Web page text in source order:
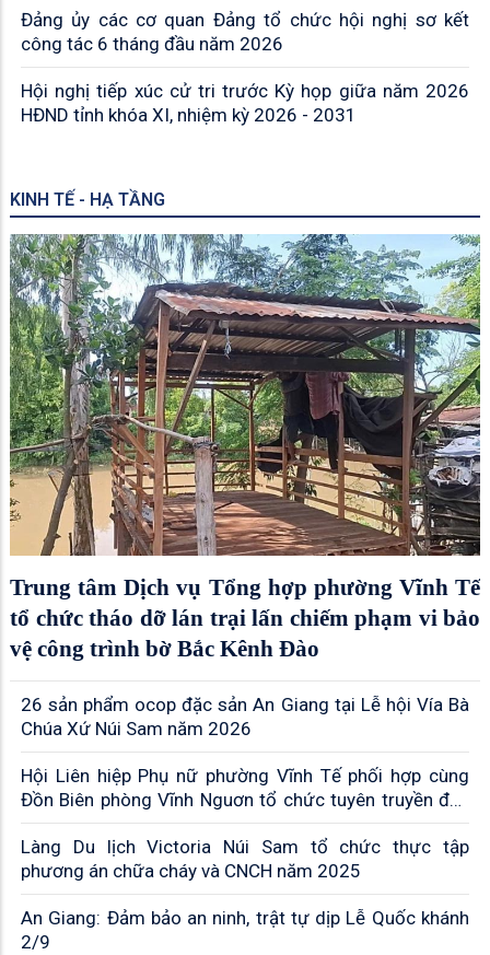
Đảng ủy các cơ quan Đảng tổ chức hội nghị sơ kết
công tác 6 tháng đầu năm 2026
Hội nghị tiếp xúc cử tri trước Kỳ họp giữa năm 2026
HĐND tỉnh khóa XI, nhiệm kỳ 2026 - 2031
KINH TẾ - HẠ TẦNG
Trung tâm Dịch vụ Tổng hợp phường Vĩnh Tế
tổ chức tháo dỡ lán trại lấn chiếm phạm vi bảo
vệ công trình bờ Bắc Kênh Đào
26 sản phẩm ocop đặc sản An Giang tại Lễ hội Vía Bà
Chúa Xứ Núi Sam năm 2026
Hội Liên hiệp Phụ nữ phường Vĩnh Tế phối hợp cùng
Đồn Biên phòng Vĩnh Nguơn tổ chức tuyên truyền đấu
tranh phòng, chống tội phạm; phòng chống ma túy,
mua bán người, buôn lậu gian lận thương mại và hàng
giả trước, trong và sau tết Nguyên đán Bính Ngọ năm 2
Làng Du lịch Victoria Núi Sam tổ chức thực tập
phương án chữa cháy và CNCH năm 2025
An Giang: Đảm bảo an ninh, trật tự dịp Lễ Quốc khánh
2/9